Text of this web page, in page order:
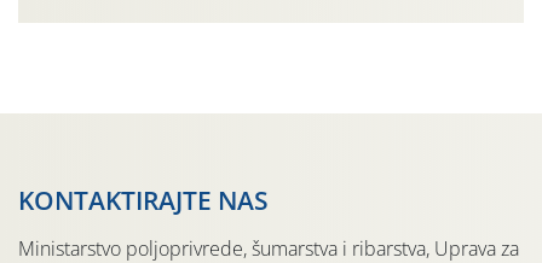
KONTAKTIRAJTE NAS
Ministarstvo poljoprivrede, šumarstva i ribarstva, Uprava za